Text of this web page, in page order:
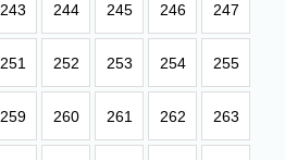
243 244 245 246 247
251 252 253 254 255
259 260 261 262 263